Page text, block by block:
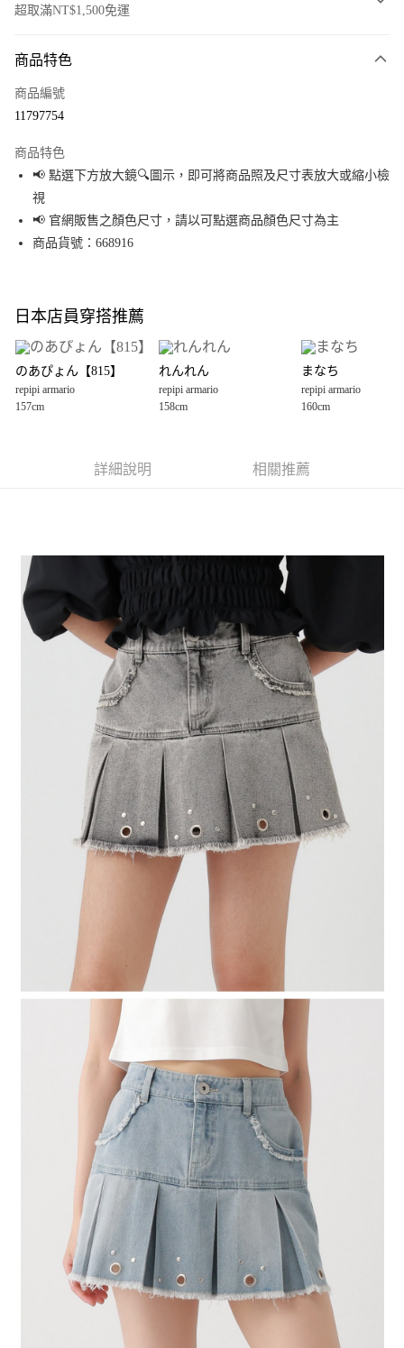
超取滿NT$1,500免運
信用卡一次付款
Apple Pay
街口支付
悠遊付
全盈+PAY
大哥付你分期
【大哥付你分期使用說明】
1.本服務由台灣大哥大提供，台灣大哥大用戶可立即使用無須另外申請。
2.付款方式選擇「大哥付你分期」，訂單成立後會自動跳轉到大哥付的交易
3.實際核准額度、可分期數及費用金額請依後續交易確認頁面所載為準。
4.訂單成立30分鐘內，如未前往確認交易或遇審核未通過，訂單將自動取
醒簡訊。
2.透過簡訊連結打開帳單後，可選擇「超商條碼／台灣大直營門市／銀行轉
帳／街口支付／iPASS MONEY」等通路繳費。
【注意事項】
1.本服務係由「台灣大哥大股份有限公司」（以下簡稱本公司）所提供，讓
用戶於交易時，得透過本服務購買商品或服務，並由商店將買賣／分期付款
買賣價金債權讓與本公司後，依約使用本公司帳單繳交帳款。
2.基於同意付款使用「大哥付你分期」之契約關係目的，商店將以您的個人
資料（包含姓名、電話或地址）提供予台灣大哥大進項蒐集、處理及利用，
由本公司與您本人進行分期帳單所需資料之確認、核對及更正。
3.完整用戶服務條款，請詳閱以下連結：https://oppay.tw/userRule
AFTEE先享後付
１．於結帳方式選擇「AFTEE先享後付」後，將跳轉至「AFTEE先享後付」
結帳頁面，進行簡訊認證並確認金額後，即可完成結帳。
２．訂單成立數日內，您將收到繳費通知簡訊。
３．收到繳費通知簡訊後14天內，點擊此簡訊中的連結，可透過四大超商／
ATM／網路銀行／等多元方式進行付款，方視為交易完成。
※ 請注意：結帳手續完成當下不需立刻繳費，但若您需要取消訂單，請聯絡
購買商品的店家。未經商家同意取消之訂單仍視為有效，需透過AFTEE先享
後付繳納相關費用。
※ 交易是否成功請以「AFTEE先享後付 」之結帳頁面顯示為準，若有關於
是否繳費成功／繳費後需取消欲退款等相關疑問，請聯繫「AFTEE先享後付
客戶支援中心」https://netprotections.freshdesk.com/support/home
１．透過由恩沛科技股份有限公司提供之「AFTEE先享後付」服務完成之交
易，需依本服務之必要範圍內提供個人資料，並將交易相關給付款項請求債
權轉讓予恩沛科技股份有限公司。
２．關於個人資料處理事宜，請瀏覽以下網址：https://aftee.tw/terms/#terms3
３．未成年的使用者請事先徵得法定代理人或監護人之同意方可使用
「AFTEE先享後付」，若未經同意申辦者引起之損失，本公司不負相關責
４．使用「AFTEE先享後付」時，將依據個別帳號之用戶狀況，依本公司即
時審查核予不同之上限額度；若仍有額度不足之情形，本公司將視審查結果
５．嚴禁一人註冊多個帳號或使用他人資訊註冊。若發現惡意使用之情形，
恩沛科技股份有限公司將有權停止該用戶之使用額度並採取法律行動。
每筆NT$80，滿NT$1,500(含以上)免運費
7-11 取貨付款
每筆NT$80，滿NT$1,500(含以上)免運費
每筆NT$80，滿NT$1,500(含以上)免運費
每筆NT$80，滿NT$1,500(含以上)免運費
商品特色
商品編號
11797754
商品特色
📢 點選下方放大鏡🔍圖示，即可將商品照及尺寸表放大或縮小檢
視
📢 官網販售之顏色尺寸，請以可點選商品顏色尺寸為主
商品貨號：668916
日本店員穿搭推薦
のあぴょん【815】
repipi armario
157cm
れんれん
repipi armario
158cm
まなち
repipi armario
160cm
詳細說明 相關推薦